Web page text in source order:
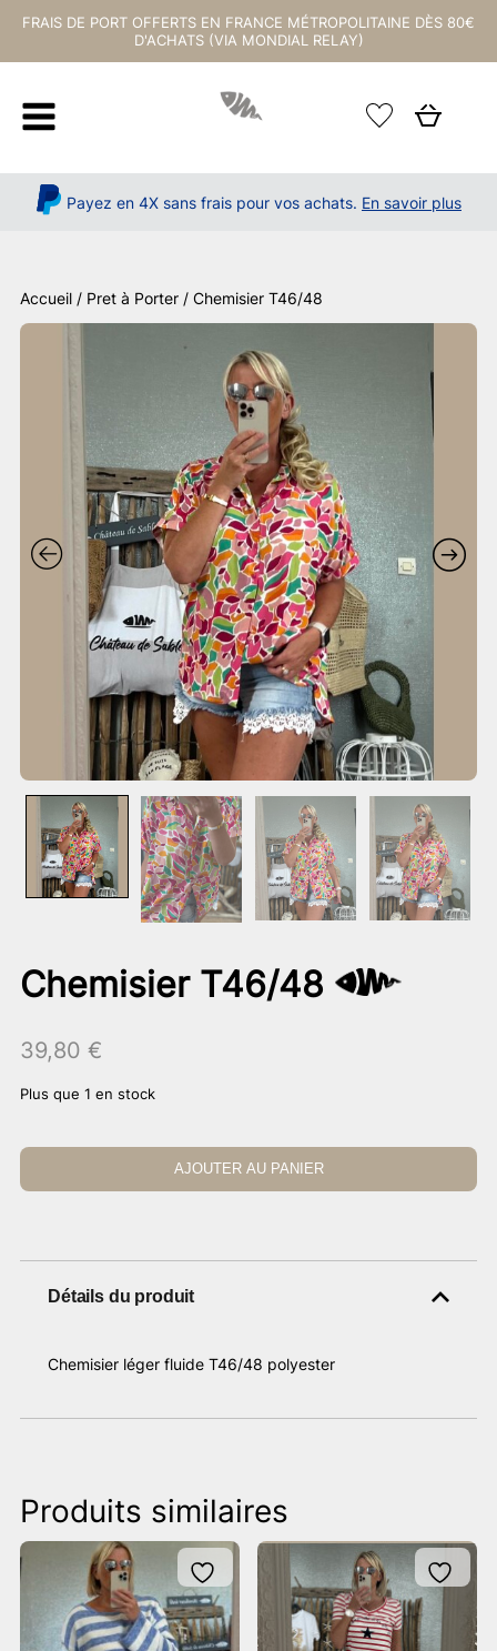
FRAIS DE PORT OFFERTS EN FRANCE MÉTROPOLITAINE DÈS 80€
D'ACHATS (VIA MONDIAL RELAY)
Payez en 4X sans frais pour vos achats. En savoir plus
Accueil / Pret à Porter / Chemisier T46/48
Chemisier T46/48
39,80 €
Plus que 1 en stock
AJOUTER AU PANIER
Détails du produit
Chemisier léger fluide T46/48 polyester
Produits similaires